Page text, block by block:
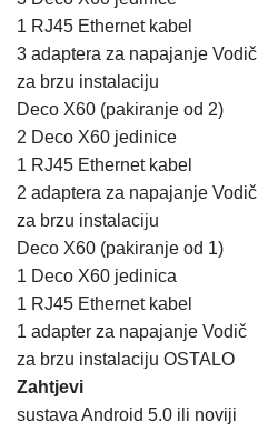
1 RJ45 Ethernet kabel
3 adaptera za napajanje Vodič
za brzu instalaciju
Deco X60 (pakiranje od 2)
2 Deco X60 jedinice
1 RJ45 Ethernet kabel
2 adaptera za napajanje Vodič
za brzu instalaciju
Deco X60 (pakiranje od 1)
1 Deco X60 jedinica
1 RJ45 Ethernet kabel
1 adapter za napajanje Vodič
za brzu instalaciju OSTALO
Zahtjevi
sustava Android 5.0 ili noviji